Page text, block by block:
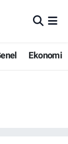
Ekonomi